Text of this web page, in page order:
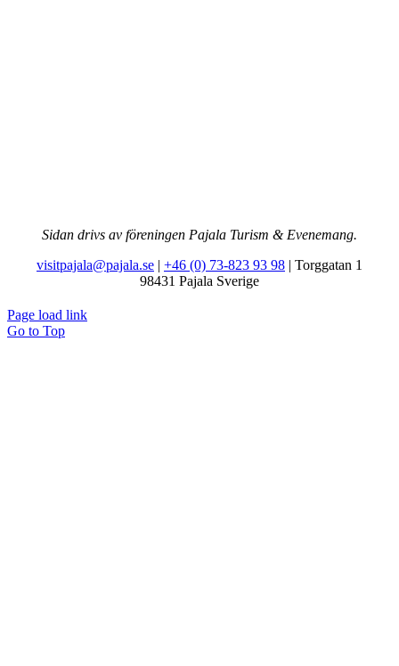
Sidan drivs av föreningen Pajala Turism & Evenemang.
visitpajala@pajala.se | +46 (0) 73-823 93 98 | Torggatan 1
98431 Pajala Sverige
Page load link
Go to Top